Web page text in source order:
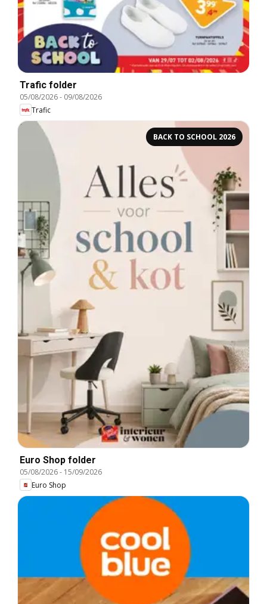
Trafic folder
05/08/2026- 09/08/2026
Trafic
BACK TO SCHOOL 2026
Euro Shop folder
05/08/2026- 15/09/2026
Euro Shop